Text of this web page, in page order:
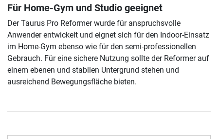
Für Home-Gym und Studio geeignet
Der Taurus Pro Reformer wurde für anspruchsvolle
Anwender entwickelt und eignet sich für den Indoor-Einsatz
im Home-Gym ebenso wie für den semi-professionellen
Gebrauch. Für eine sichere Nutzung sollte der Reformer auf
einem ebenen und stabilen Untergrund stehen und
ausreichend Bewegungsfläche bieten.